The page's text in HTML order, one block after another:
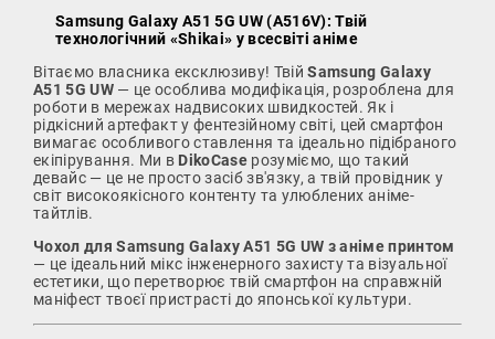
Samsung Galaxy A51 5G UW (A516V): Твій
технологічний «Shikai» у всесвіті аніме
Вітаємо власника ексклюзиву! ТвійSamsung Galaxy
A51 5G UW — це особлива модифікація, розроблена для
роботи в мережах надвисоких швидкостей. Як і
рідкісний артефакт у фентезійному світі, цей смартфон
вимагає особливого ставлення та ідеально підібраного
екіпірування. Ми в DikoCase розуміємо, що такий
девайс — це не просто засіб зв'язку, а твій провідник у
світ високоякісного контенту та улюблених аніме-
тайтлів.
Чохол для Samsung Galaxy A51 5G UW з аніме принтом
— це ідеальний мікс інженерного захисту та візуальної
естетики, що перетворює твій смартфон на справжній
маніфест твоєї пристрасті до японської культури.